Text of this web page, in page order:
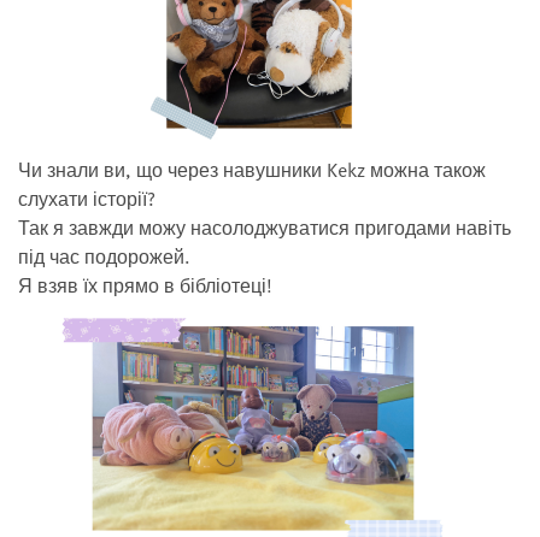
Чи знали ви, що через навушники Kekz можна також
слухати історії?
Так я завжди можу насолоджуватися пригодами навіть
під час подорожей.
Я взяв їх прямо в бібліотеці!